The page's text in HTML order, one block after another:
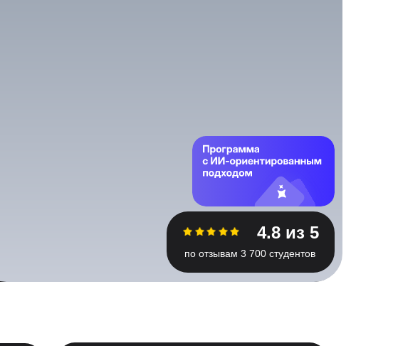
4.8 из 5
по отзывам 3 700 студентов